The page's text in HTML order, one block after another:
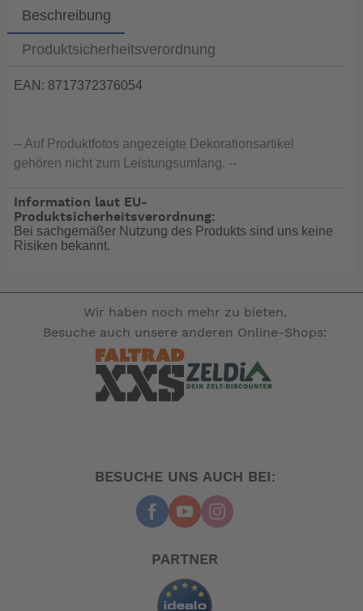
Beschreibung
Produktsicherheitsverordnung
EAN: 8717372376054
-- Auf Produktfotos angezeigte Dekorationsartikel
gehören nicht zum Leistungsumfang. --
Information laut EU-
Produktsicherheitsverordnung:
Bei sachgemäßer Nutzung des Produkts sind uns keine
Risiken bekannt.
Wir haben noch mehr zu bieten.
Besuche auch unsere anderen Online-Shops:
BESUCHE UNS AUCH BEI:
PARTNER